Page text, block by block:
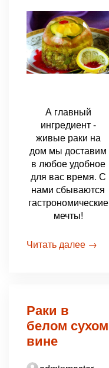
А главный
ингредиент -
живые раки на
дом мы доставим
в любое удобное
для вас время. С
нами сбываются
гастрономические
мечты!
Читать далее →
Раки в
белом сухом
вине